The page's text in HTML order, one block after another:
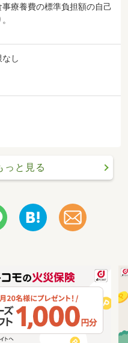
事療養費の標準負担額の自己
なし
っと見る